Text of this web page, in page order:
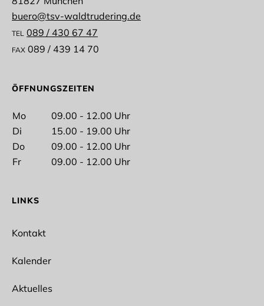
Nachname
Ich interessiere mich für folgende Abteilungen
buero@tsv-waldtrudering.de
TEL 089 / 430 67 47
FAX 089 / 439 14 70
ÖFFNUNGSZEITEN
Mo
09.00 - 12.00 Uhr
Di
15.00 - 19.00 Uhr
Do
09.00 - 12.00 Uhr
Fr
09.00 - 12.00 Uhr
LINKS
Kontakt
Kalender
Aktuelles